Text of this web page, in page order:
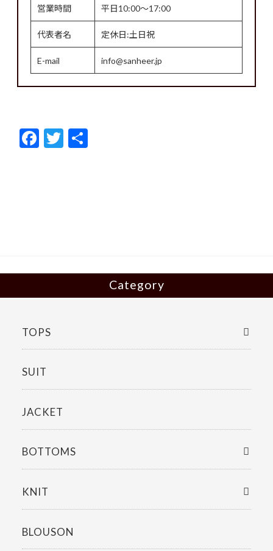
営業時間 平日10:00～17:00
代表者名 定休日:土日祝
E-mail info@sanheer.jp
F
ac
T
w
Category
TOPS
SUIT
JACKET
BOTTOMS
KNIT
BLOUSON